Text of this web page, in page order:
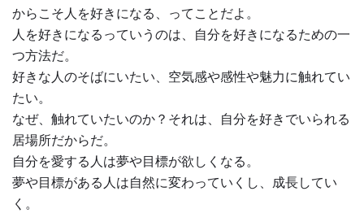
からこそ人を好きになる、ってことだよ。
人を好きになるっていうのは、自分を好きになるための一
つ方法だ。
好きな人のそばにいたい、空気感や感性や魅力に触れてい
たい。
なぜ、触れていたいのか？それは、自分を好きでいられる
居場所だからだ。
自分を愛する人は夢や目標が欲しくなる。
夢や目標がある人は自然に変わっていくし、成長してい
く。